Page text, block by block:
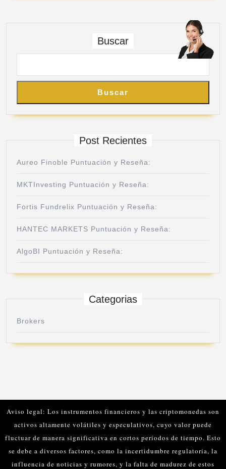
Buscar
Buscar
Post Recientes
Aureo Finoble Puntuación y Reseña:
MKTInvesting Puntuación y Reseña:
Fortis Fundrelix Puntuación y Reseña:
HANTEC MARKETS Puntuación y Reseña:
AlgoBI Puntuación y Reseña:
Categorias
Brokers
Aviso legal: Los instrumentos financieros y las criptomonedas son
activos altamente volátiles y especulativos, cuyo valor puede
fluctuar de manera significativa en cortos períodos de tiempo. Esto
se debe a diversos factores, como la incertidumbre regulatoria, la
influencia de noticias y rumores, y la falta de madurez de estos